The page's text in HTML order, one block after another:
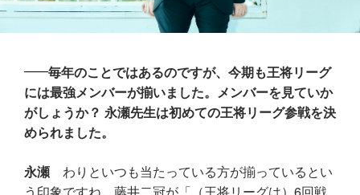
毎年のことではあるのですが、今期も王将リーグ
には最強メンバーが揃いました。メンバーを見ていか
がしょうか？ 永瀬先生は初めての王将リーグ参戦を決
められました。
永瀬 わりといつも当たっている方が揃っているとい